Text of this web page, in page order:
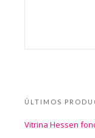
ÚLTIMOS
Vitrina Hessen